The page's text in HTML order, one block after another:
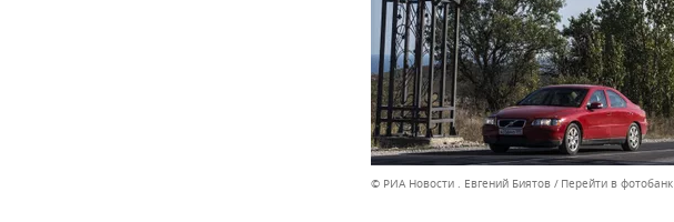
© РИА Новости . Евгений Биятов Перейти в фотобанк